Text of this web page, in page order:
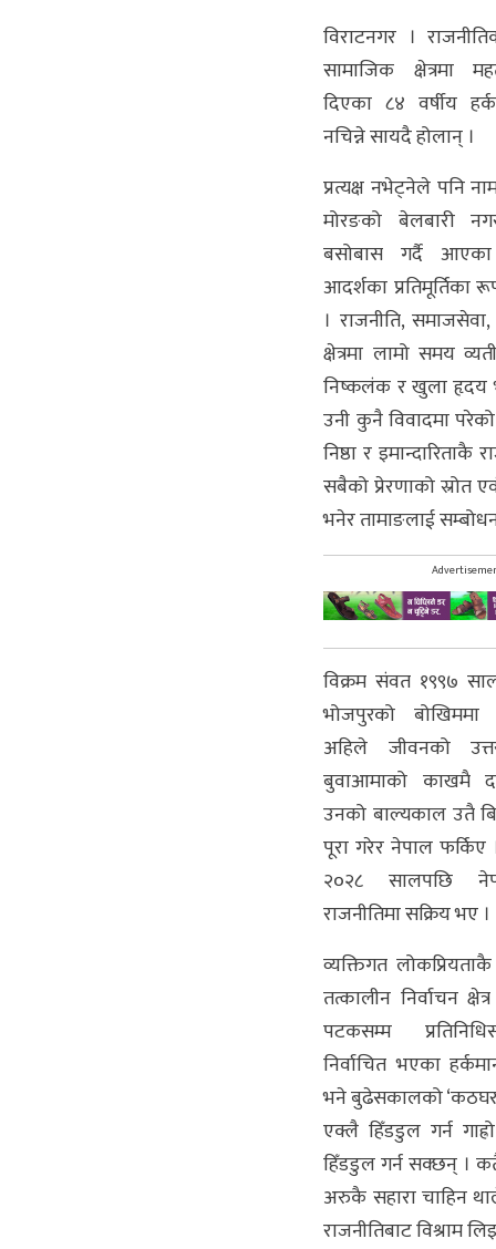
विराटनगर ।
सामाजिक क्षेत्रमा
दिएका ८४ वर्षीय
नचिन्ने सायदै होलान् ।
प्रत्यक्ष नभेट्नेले पनि
मोरङको बेलबारी
बसोबास गर्दै
आदर्शका प्रतिमूर्तिका
। राजनीति, समाजसेवा,
क्षेत्रमा लामो समय
निष्कलंक र खुला हृदय
उनी कुनै विवादमा
निष्ठा र इमान्दारिताकै
सबैको प्रेरणाको स्रोत
भनेर तामाङलाई
विक्रम संवत १९९७
भोजपुरको
अहिले जीवनको
बुवाआमाको काखमै
उनको बाल्यकाल उतै
पूरा गरेर नेपाल
२०२८ सालपछि
राजनीतिमा सक्रिय भए ।
व्यक्तिगत
तत्कालीन निर्वाचन
पटकसम्म
निर्वाचित भएका
भने बुढेसकालको
एक्लै हिँडडुल गर्न
हिँडडुल गर्न सक्छन् ।
अरुकै सहारा चाहिन
राजनीतिबाट विश्राम